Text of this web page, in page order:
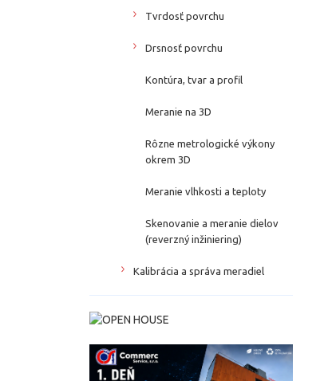
Tvrdosť povrchu
Drsnosť povrchu
Kontúra, tvar a profil
Meranie na 3D
Rôzne metrologické výkony
okrem 3D
Meranie vlhkosti a teploty
Skenovanie a meranie dielov
(reverzný inžiniering)
Kalibrácia a správa meradiel